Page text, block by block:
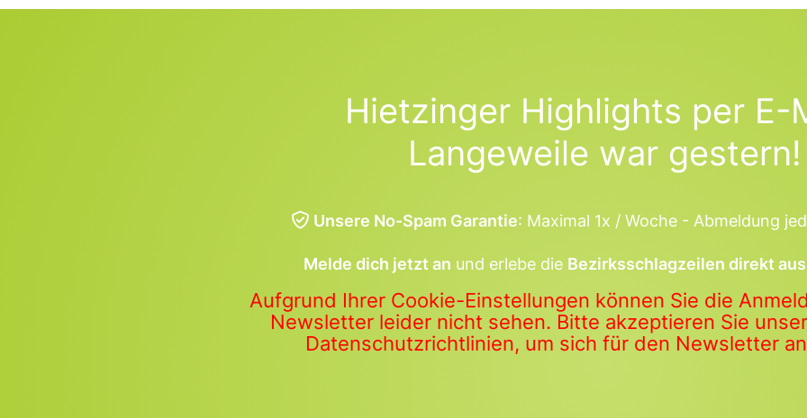
Hietzinger Highlights per E-
Langeweile war gestern!
Unsere No-Spam Garantie: Maximal 1x / Woche - Abmeldung
Melde dich jetzt an und erlebe die Bezirksschlagzeilen direkt
Aufgrund Ihrer Cookie-Einstellungen können Sie die
Newsletter leider nicht sehen. Bitte akzeptieren Sie
Datenschutzrichtlinien, um sich für den Newsletter